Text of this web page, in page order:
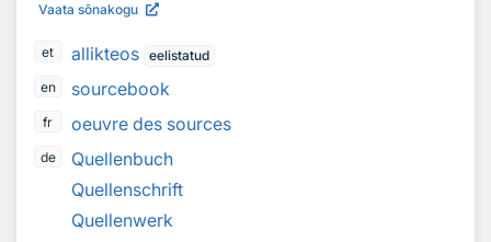
Vaata sõnakogu
et allikteos eelistatud
en
sourcebook
fr oeuvre des sources
de
Quellenbuch
Quellenschrift
Quellenwerk